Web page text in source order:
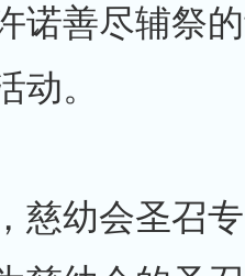
诺善尽辅祭
动。
慈幼会圣召